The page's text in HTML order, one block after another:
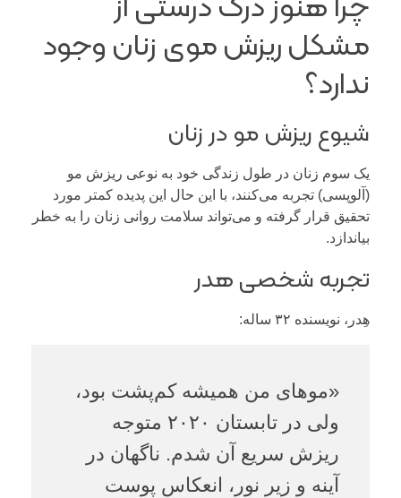
مشکل ریزش موی زنان وجود
ندارد؟
شیوع ریزش مو در زنان
یک سوم زنان در طول زندگی خود به نوعی ریزش مو
(آلوپسی) تجربه می‌کنند، با این حال این پدیده کمتر مورد
تحقیق قرار گرفته و می‌تواند سلامت روانی زنان را به خطر
بیاندازد.
تجربه شخصی هدر
هِدر، نویسنده ۳۲ ساله:
«موهای من همیشه کم‌پشت بود،
ولی در تابستان ۲۰۲۰ متوجه
ریزش سریع آن شدم. ناگهان در
آینه و زیر نور، انعکاس پوست